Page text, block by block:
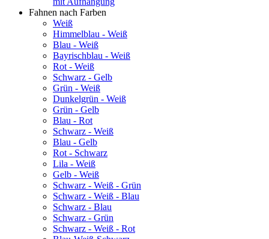
Fahnen nach Farben
Weiß
Himmelblau - Weiß
Blau - Weiß
Bayrischblau - Weiß
Rot - Weiß
Schwarz - Gelb
Grün - Weiß
Dunkelgrün - Weiß
Grün - Gelb
Blau - Rot
Schwarz - Weiß
Blau - Gelb
Rot - Schwarz
Lila - Weiß
Gelb - Weiß
Schwarz - Weiß - Grün
Schwarz - Weiß - Blau
Schwarz - Blau
Schwarz - Grün
Schwarz - Weiß - Rot